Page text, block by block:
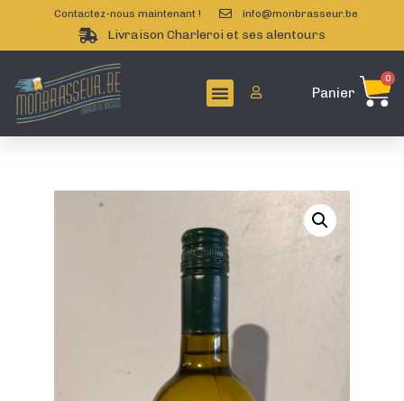
Contactez-nous maintenant ! info@monbrasseur.be
Livraison Charleroi et ses alentours
Panier
0